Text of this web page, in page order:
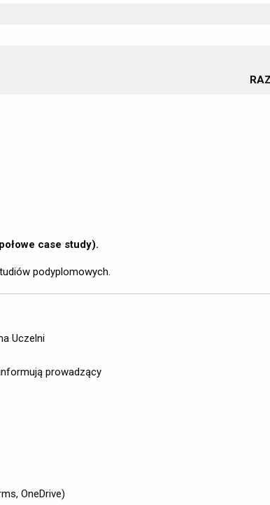
case study).
podyplomowych.
Uczelni
prowadzący
OneDrive)